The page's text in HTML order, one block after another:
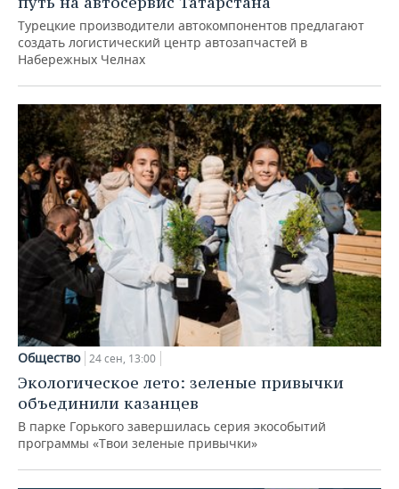
Турецкие производители автокомпонентов предлагают
создать логистический центр автозапчастей в
Набережных Челнах
Общество 24 сен, 13:00
Экологическое лето: зеленые привычки
объединили казанцев
В парке Горького завершилась серия экособытий
программы «Твои зеленые привычки»